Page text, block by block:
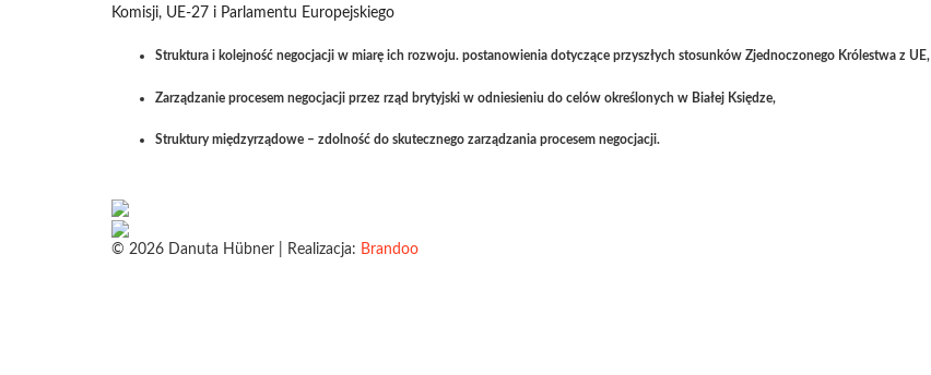
Komisji, UE-27 i Parlamentu Europejskiego
Struktura i kolejność negocjacji w miarę ich rozwoju. postanowienia dotyczące przyszłych stosunków Zjednoczonego Królestwa z UE,
Zarządzanie procesem negocjacji przez rząd brytyjski w odniesieniu do celów określonych w Białej Księdze,
Struktury międzyrządowe – zdolność do skutecznego zarządzania procesem negocjacji.
© 2026 Danuta Hübner | Realizacja: Brandoo